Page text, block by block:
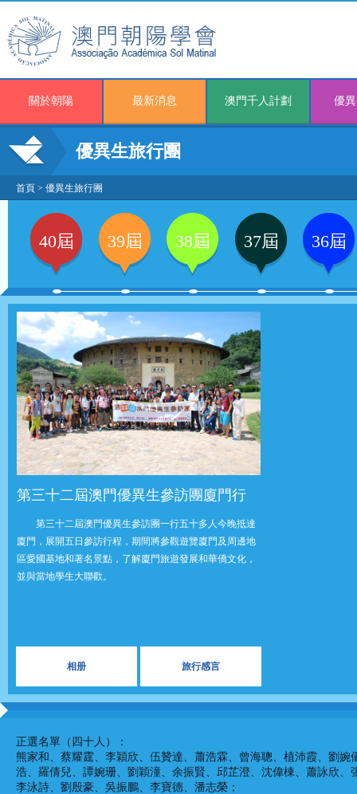
關於朝陽 最新消息 澳門千人計劃 優
優異生旅行團
首頁 > 優異生旅行團
40屆 39屆 38屆 37屆 36屆
第三十二屆澳門優異生參訪團廈門行
第三十二屆澳門優異生參訪團一行五十多人今晚抵達
廈門，展開五日參訪行程，期間將參觀遊覽廈門及周邊地
區愛國基地和著名景點，了解廈門旅遊發展和華僑文化，
並與當地學生大聯歡。
相册 旅行感言
正選名單（四十人）：
熊家和、蔡耀霆、李穎欣、伍贊達、蕭浩霖、曾海聰、植沛霞、劉
浩、羅倩兒、譚婉珊、劉穎潼、余振賢、邱芷澄、沈偉棟、蕭詠欣
李泳詩、劉殷豪、吳振鵬、李寶德、潘志榮；